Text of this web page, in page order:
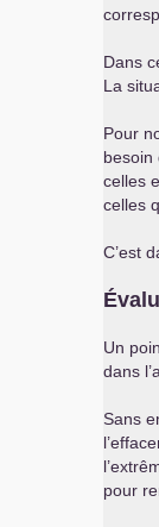
Dans
La
Pour
besoin
celles
celles
C’est
Un
dans
Sans
pour